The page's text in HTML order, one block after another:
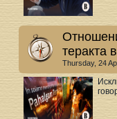
теракта
Thursday, 24